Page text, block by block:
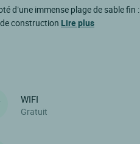
d’une immense plage de sable fin :
construction Lire plus
WIFI
Gratuit